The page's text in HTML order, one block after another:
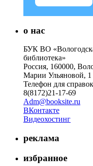
о нас
БУК ВО
библиотека»
Россия, 160000,
Марии Ульяновой, 1
Телефон для
8(8172)21-17-69
Adm@booksite.ru
ВКонтакте
Видеохостинг
реклама
избранное